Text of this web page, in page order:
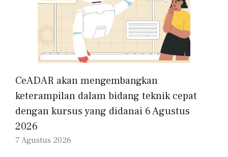
CeADAR akan mengembangkan
keterampilan dalam bidang teknik cepat
dengan kursus yang didanai 6 Agustus
2026
7 Agustus 2026